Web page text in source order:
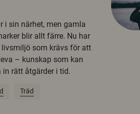
i sin närhet, men gamla
blir allt färre. Nu har
som krävs för att
– kunskap som kan
rätt åtgärder i tid.
Träd